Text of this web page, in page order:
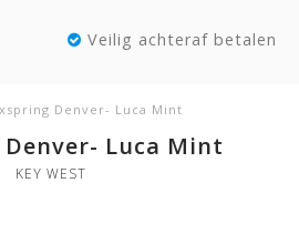
Veilig achteraf betalen
Denver- Luca Mint
Luca Mint
KEY WEST